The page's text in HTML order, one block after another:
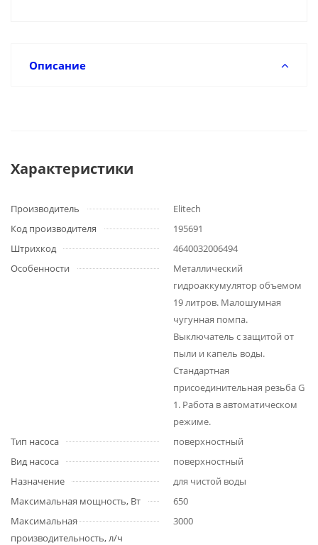
Описание
Характеристики
Производитель
Elitech
Код производителя
195691
Штрихкод
4640032006494
Особенности
Металлический
гидроаккумулятор объемом
19 литров. Малошумная
чугунная помпа.
Выключатель с защитой от
пыли и капель воды.
Стандартная
присоединительная резьба G
1. Работа в автоматическом
режиме.
Тип насоса
поверхностный
Вид насоса
поверхностный
Назначение
для чистой воды
Максимальная мощность, Вт
650
Максимальная
производительность, л/ч
3000